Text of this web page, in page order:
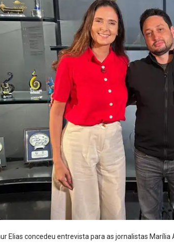
Elias concedeu entrevista para as jornalistas Marília